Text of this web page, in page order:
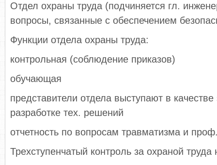
Отдел охраны труда (подчиняется гл.
вопросы, связанные с обеспечением
Функции отдела охраны труда:
контрольная (соблюдение приказов)
обучающая
представители отдела выступают в качестве
разработке тех. решений
отчетность по вопросам травматизма и
Трехступенчатый контроль за охраной